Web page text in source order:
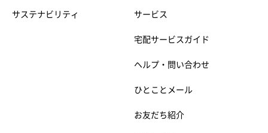
サステナビリティ サービス
宅配サービスガイド
ヘルプ・問い合わせ
ひとことメール
お友だち紹介